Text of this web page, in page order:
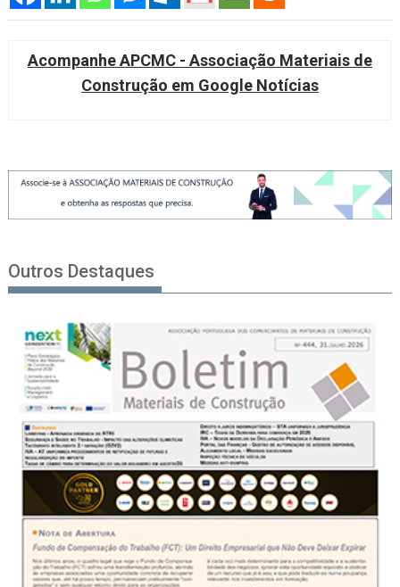
Acompanhe APCMC - Associação Materiais de
Construção em Google Notícias
Outros Destaques